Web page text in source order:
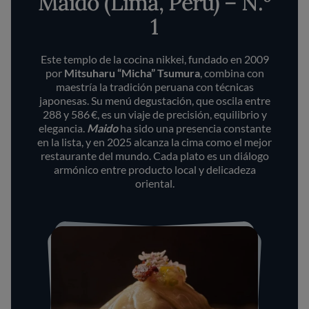
1
Este templo de la cocina nikkei, fundado en 2009
porMitsuharu “Micha” Tsumura, combina con
maestría la tradición peruana con técnicas
japonesas. Su menú degustación, que oscila entre
288 y 586 €, es un viaje de precisión, equilibrio y
elegancia. Maidoha sido una presencia constante
en la lista, y en 2025 alcanza la cima como el mejor
restaurante del mundo. Cada plato es un diálogo
armónico entre producto local y delicadeza
oriental.